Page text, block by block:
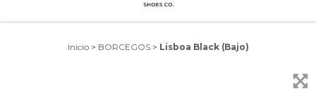
Inicio > BORCEGOS > Lisboa Black (Bajo)